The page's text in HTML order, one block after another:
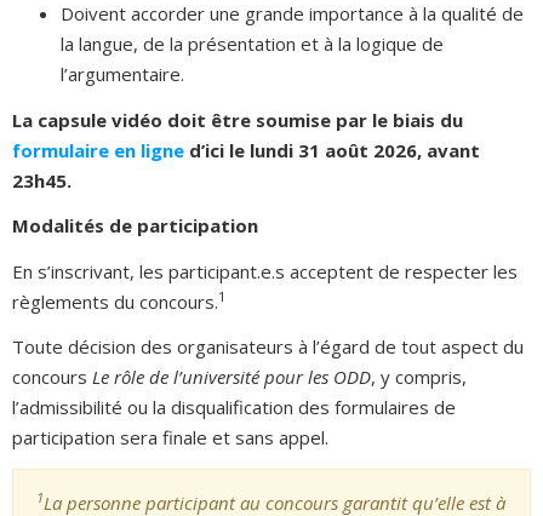
Doivent accorder une grande importance à la qualité de
la langue, de la présentation et à la logique de
l’argumentaire.
La capsule vidéo doit être soumise par le biais du
formulaire en ligne d’ici le lundi 31 août 2026, avant
23h45.
Modalités de participation
En s’inscrivant, les participant.e.s acceptent de respecter les
règlements du concours.1
Toute décision des organisateurs à l’égard de tout aspect du
concours Le rôle de l’université pour les ODD, y compris,
l’admissibilité ou la disqualification des formulaires de
participation sera finale et sans appel.
1La personne participant au concours garantit qu’elle est à